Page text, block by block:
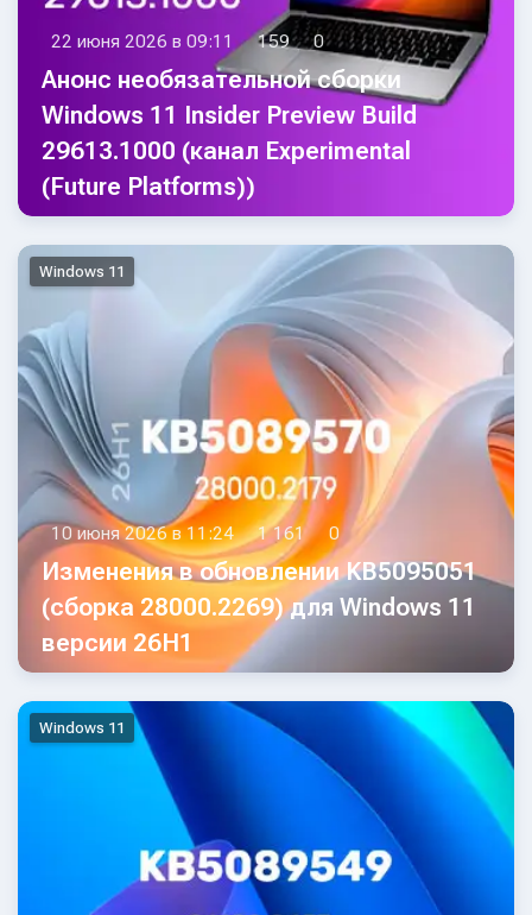
22 июня 2026 в 09:11 159 0
Анонс необязательной сборки
Windows 11 Insider Preview Build
29613.1000 (канал Experimental
(Future Platforms))
Windows 11
10 июня 2026 в 11:24 1 161 0
Изменения в обновлении KB5095051
(сборка 28000.2269) для Windows 11
версии 26H1
Windows 11